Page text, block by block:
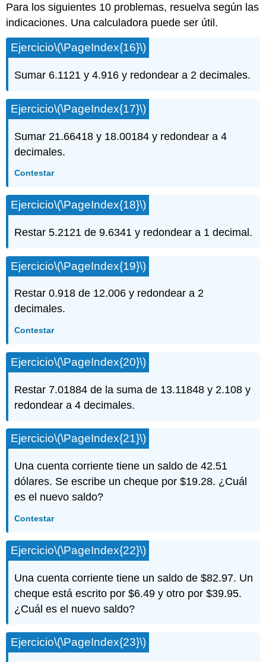
Para los siguientes 10 problemas, resuelva según las
indicaciones. Una calculadora puede ser útil.
Ejercicio\(\PageIndex{16}\)
Sumar 6.1121 y 4.916 y redondear a 2 decimales.
Ejercicio\(\PageIndex{17}\)
Sumar 21.66418 y 18.00184 y redondear a 4
decimales.
Contestar
Ejercicio\(\PageIndex{18}\)
Restar 5.2121 de 9.6341 y redondear a 1 decimal.
Ejercicio\(\PageIndex{19}\)
Restar 0.918 de 12.006 y redondear a 2
decimales.
Contestar
Ejercicio\(\PageIndex{20}\)
Restar 7.01884 de la suma de 13.11848 y 2.108 y
redondear a 4 decimales.
Ejercicio\(\PageIndex{21}\)
Una cuenta corriente tiene un saldo de 42.51
dólares. Se escribe un cheque por $19.28. ¿Cuál
es el nuevo saldo?
Contestar
Ejercicio\(\PageIndex{22}\)
Una cuenta corriente tiene un saldo de $82.97. Un
cheque está escrito por $6.49 y otro por $39.95.
¿Cuál es el nuevo saldo?
Ejercicio\(\PageIndex{23}\)